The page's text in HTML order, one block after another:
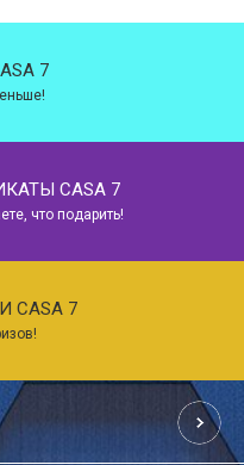
7
CASA 7
что подарить!
CASA 7